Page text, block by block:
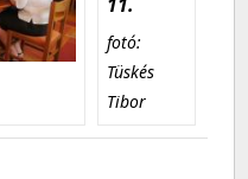
fotó:
Tüskés
Tibor